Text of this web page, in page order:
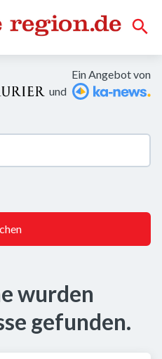
Ein Angebot von
und
wurden
gefunden.